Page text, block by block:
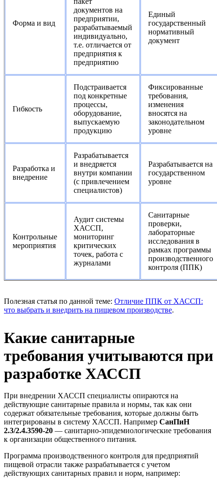
Форма и вид
документов на
предприятии,
разрабатываемый
индивидуально,
т.е. отличается от
предприятия к
предприятию
Единый
государственный
нормативный
документ
Гибкость
Подстраивается
под конкретные
процессы,
оборудование,
выпускаемую
продукцию
Фиксированные
требования,
изменения
вносятся на
законодательном
уровне
Разработка и
внедрение
Разрабатывается
и внедряется
внутри компании
(с привлечением
специалистов)
Разрабатывается на
государственном
уровне
Контрольные
мероприятия
Аудит системы
ХАССП,
мониторинг
критических
точек, работа с
журналами
Санитарные
проверки,
лабораторные
исследования в
рамках программы
производственного
контроля (ППК)
Полезная статья по данной теме: Отличие ППК от ХАССП:
что выбрать и внедрить на пищевом производстве.
Какие санитарные
требования учитываются при
разработке ХАССП
При внедрении ХАССП специалисты опираются на
действующие санитарные правила и нормы, так как они
содержат обязательные требования, которые должны быть
интегрированы в систему ХАССП. Например СанПиН
2.3/2.4.3590-20 — санитарно-эпидемиологические требования
к организации общественного питания.
Программа производственного контроля для предприятий
пищевой отрасли также разрабатывается с учетом
действующих санитарных правил и норм, например: